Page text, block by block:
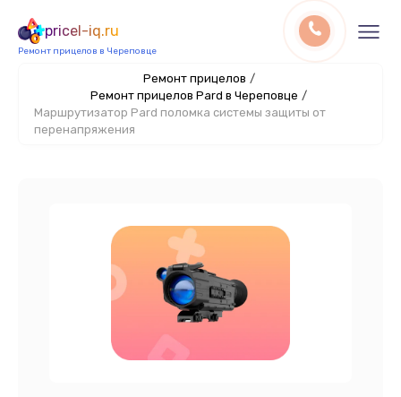
pricel-iq.ru
Ремонт прицелов в Череповце
Ремонт прицелов /
Ремонт прицелов Pard в Череповце /
Маршрутизатор Pard поломка системы защиты от
перенапряжения